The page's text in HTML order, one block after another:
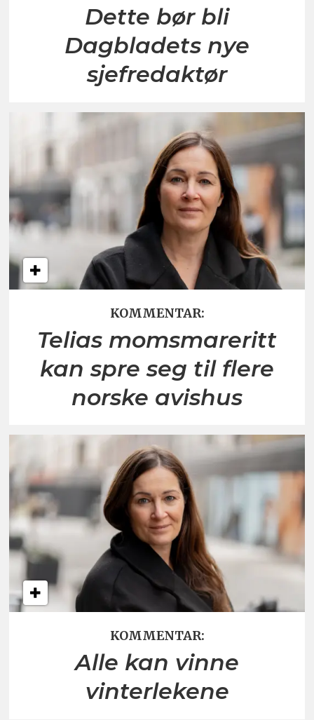
Dette bør bli
Dagbladets nye
sjefredaktør
KOMMENTAR:
Telias momsmareritt
kan spre seg til flere
norske avishus
KOMMENTAR:
Alle kan vinne
vinterlekene